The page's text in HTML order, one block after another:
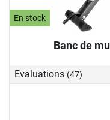
En stock
Banc de
Evaluations (47)